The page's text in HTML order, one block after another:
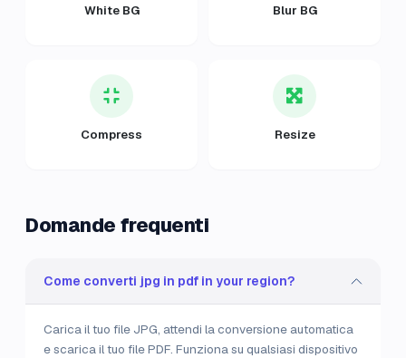
White BG Blur BG
Compress Resize
Domande frequenti
Come converti jpg in pdf in your region?
Carica il tuo file JPG, attendi la conversione automatica
e scarica il tuo file PDF. Funziona su qualsiasi dispositivo